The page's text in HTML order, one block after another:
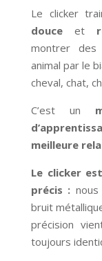
Le clicker
douce et
montrer des
animal par le
cheval, chat,
C’est un
meilleure
Le clicker
précis :
bruit
précision
toujours